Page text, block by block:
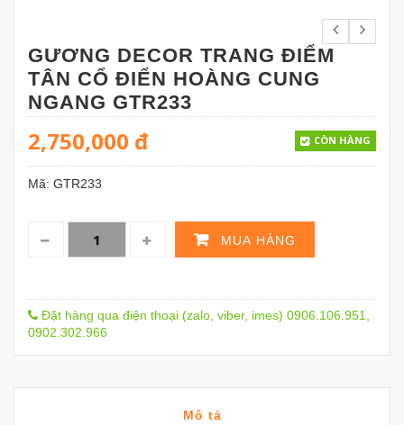
GƯƠNG DECOR TRANG ĐIỂM
TÂN CỔ ĐIỂN HOÀNG CUNG
NGANG GTR233
2,750,000 đ CÒN HÀNG
Mã: GTR233
MUA HÀNG
Đặt hàng qua điện thoại (zalo, viber, imes) 0906.106.951,
0902.302.966
Mô tả